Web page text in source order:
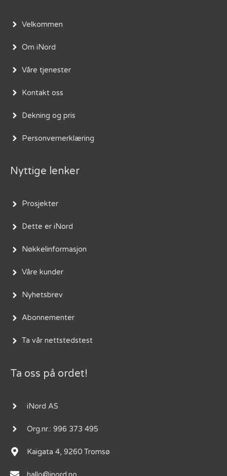
Velkommen
Om iNord
Våre tjenester
Kontakt oss
Dekning og pris
Personvernerklæring
Nyttige lenker
Prosjekter
Dette er iNord
Nøkkelinformasjon
Våre kunder
Nyhetsbrev
Abonnementer
Ta vår nettstedstest
Ta oss på ordet!
iNord AS
Org.nr.: 996 373 495
Kaigata 4, 9260 Tromsø